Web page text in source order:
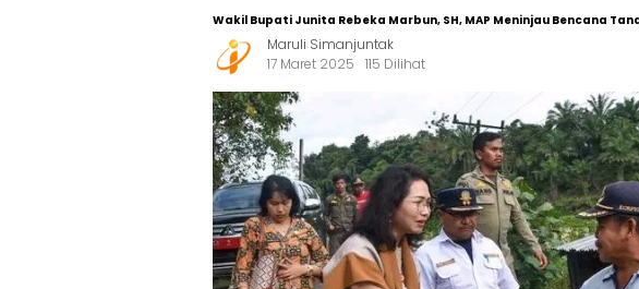
Wakil Bupati Junita Rebeka Marbun, SH, MAP Meninjau Bencana
Maruli Simanjuntak
17 Maret 2025
115 Dilihat